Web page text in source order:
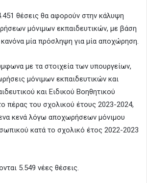
θέσεις θα αφορούν στην κάλυψη
μόνιμων εκπαιδευτικών, με βάση
μία πρόσληψη για μία αποχώρηση.
με τα στοιχεία των υπουργείων,
μόνιμων εκπαιδευτικών και
και Ειδικού Βοηθητικού
πέρας του σχολικού έτους 2023-2024,
κενά λόγω αποχωρήσεων μόνιμου
κατά το σχολικό έτος 2022-2023
5.549 νέες θέσεις.